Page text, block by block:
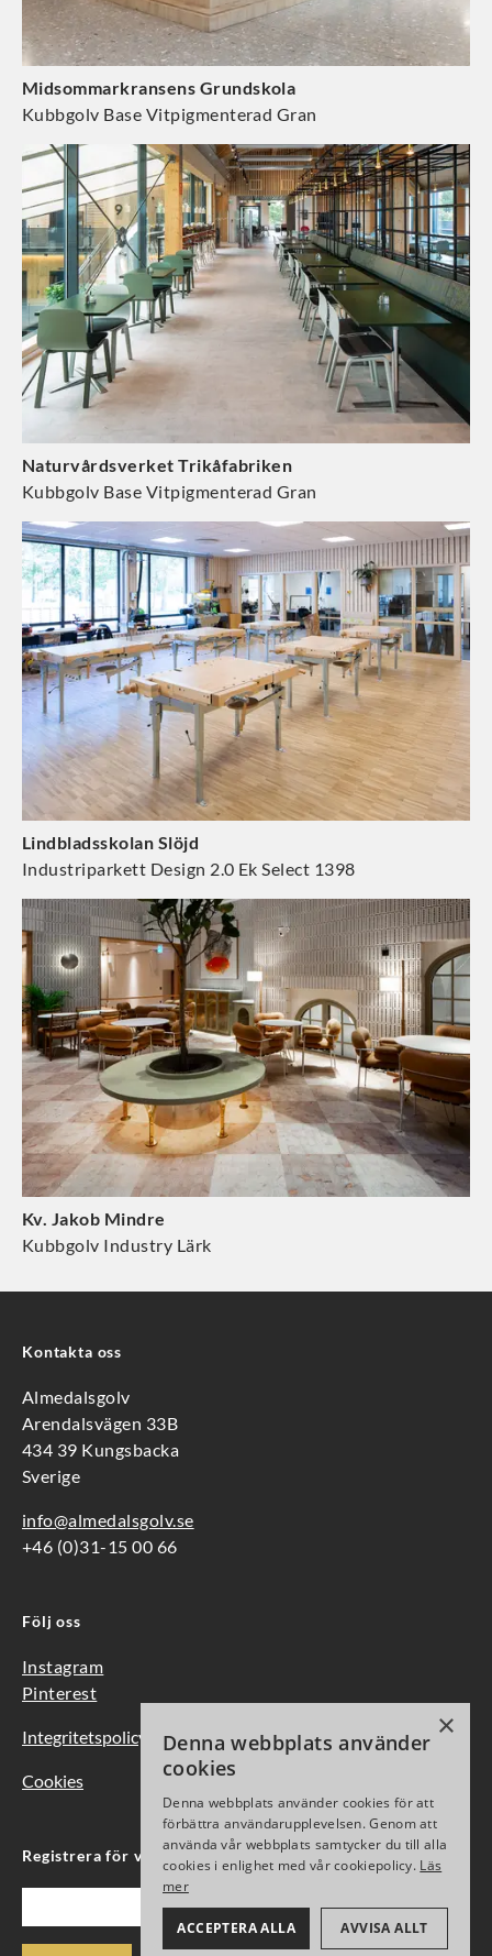
Midsommarkransens Grundskola
Kubbgolv Base Vitpigmenterad Gran
Naturvårdsverket Trikåfabriken
Kubbgolv Base Vitpigmenterad Gran
Lindbladsskolan Slöjd
Industriparkett Design 2.0 Ek Select 1398
Kv. Jakob Mindre
Kubbgolv Industry Lärk
Kontakta oss
Almedalsgolv
Arendalsvägen 33B
434 39 Kungsbacka
Sverige
info@almedalsgolv.se
+46 (0)31-15 00 66
Följ oss
Instagram
Pinterest
Integritetspolicy
Cookies
Registrera för vårt nyhetsbrev
×
Denna webbplats använder
cookies
Denna webbplats använder cookies för att
förbättra användarupplevelsen. Genom att
använda vår webbplats samtycker du till alla
cookies i enlighet med vår cookiepolicy. Läs
mer
ACCEPTERA ALLA AVVISA ALLT